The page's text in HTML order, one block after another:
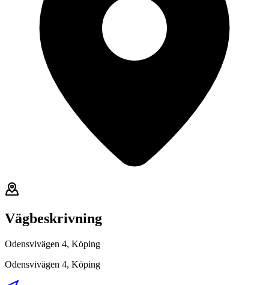
Vägbeskrivning
Odensvivägen 4, Köping
Odensvivägen 4, Köping